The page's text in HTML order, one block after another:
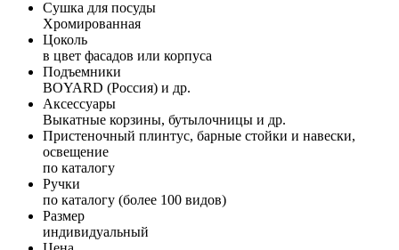
Сушка для посуды
Хромированная
Цоколь
в цвет фасадов или корпуса
Подъемники
BOYARD (Россия) и др.
Аксессуары
Выкатные корзины, бутылочницы и др.
Пристеночный плинтус, барные стойки и навески,
освещение
по каталогу
Ручки
по каталогу (более 100 видов)
Размер
индивидуальный